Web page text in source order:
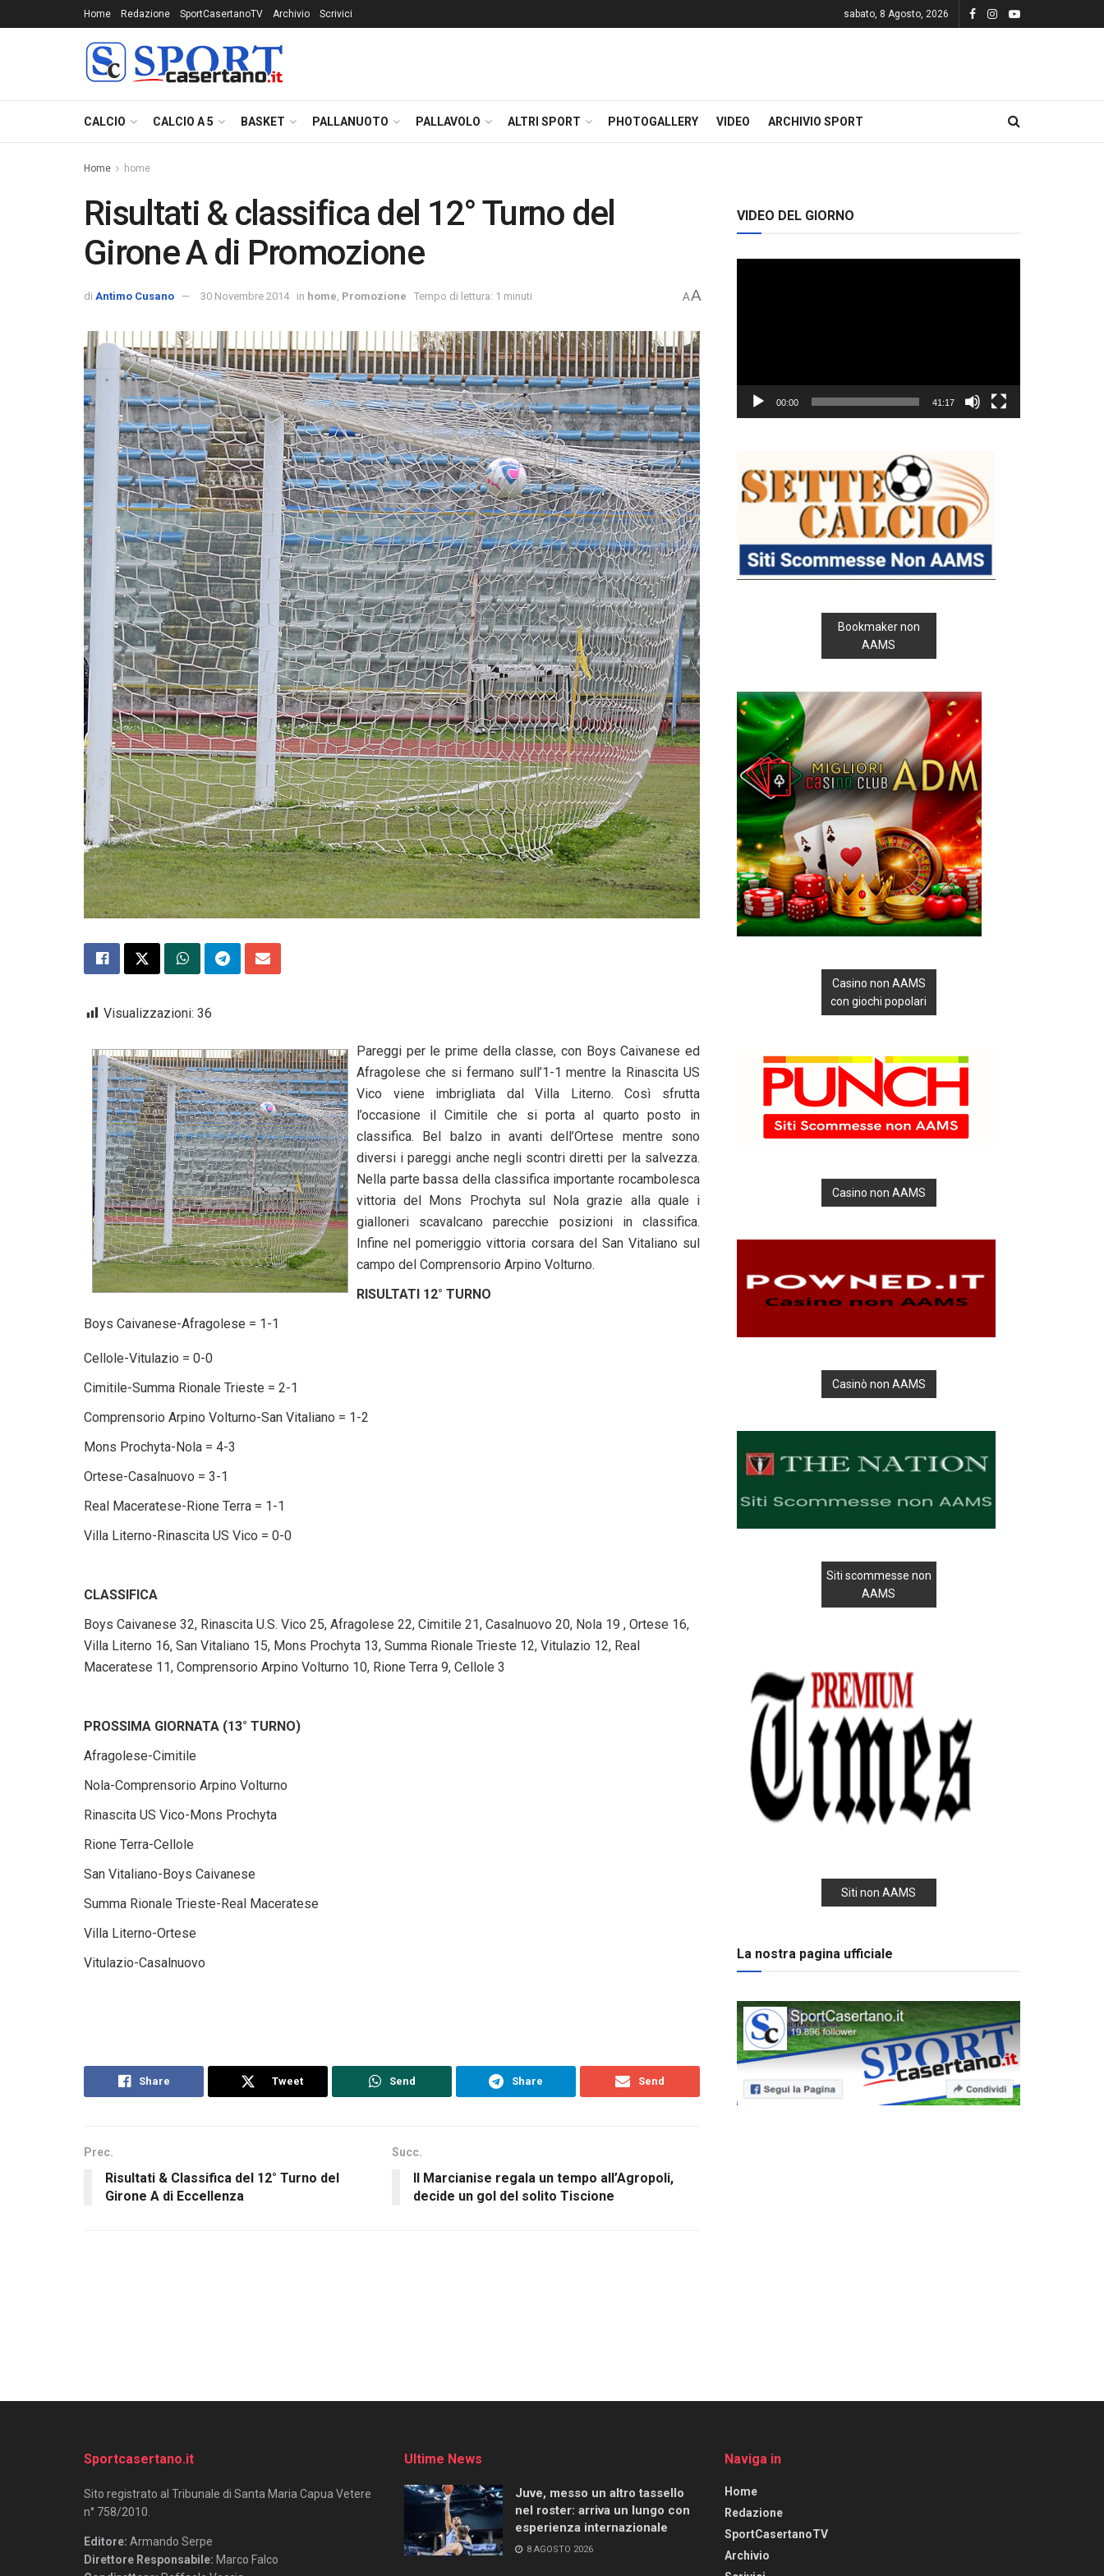
Home Redazione SportCasertanoTV Archivio Scrivici sabato, 8 Agosto, 2026
CALCIO CALCIO A 5 BASKET PALLANUOTO PALLAVOLO ALTRI SPORT PHOTOGALLERY VIDEO ARCHIVIO SPORT
Home home
Risultati & classifica del 12° Turno del
Girone A di Promozione
di Antimo Cusano 30 Novembre 2014 in home Promozione Tempo di lettura: 1 minuti AA
Visualizzazioni: 36
Pareggi per le prime della classe, con Boys Caivanese ed
Afragolese che si fermano sull’1-1 mentre la Rinascita US
Vico viene imbrigliata dal Villa Literno. Così sfrutta
l’occasione il Cimitile che si porta al quarto posto in
classifica. Bel balzo in avanti dell’Ortese mentre sono
diversi i pareggi anche negli scontri diretti per la salvezza.
Nella parte bassa della classifica importante rocambolesca
vittoria del Mons Prochyta sul Nola grazie alla quale i
gialloneri scavalcano parecchie posizioni in classifica.
Infine nel pomeriggio vittoria corsara del San Vitaliano sul
campo del Comprensorio Arpino Volturno.
RISULTATI 12° TURNO
Boys Caivanese-Afragolese = 1-1
Cellole-Vitulazio = 0-0
Cimitile-Summa Rionale Trieste = 2-1
Comprensorio Arpino Volturno-San Vitaliano = 1-2
Mons Prochyta-Nola = 4-3
Ortese-Casalnuovo = 3-1
Real Maceratese-Rione Terra = 1-1
Villa Literno-Rinascita US Vico = 0-0
CLASSIFICA
Boys Caivanese 32, Rinascita U.S. Vico 25, Afragolese 22, Cimitile 21, Casalnuovo 20, Nola 19 , Ortese 16,
Villa Literno 16, San Vitaliano 15, Mons Prochyta 13, Summa Rionale Trieste 12, Vitulazio 12, Real
Maceratese 11, Comprensorio Arpino Volturno 10, Rione Terra 9, Cellole 3
PROSSIMA GIORNATA (13° TURNO)
Afragolese-Cimitile
Nola-Comprensorio Arpino Volturno
Rinascita US Vico-Mons Prochyta
Rione Terra-Cellole
San Vitaliano-Boys Caivanese
Summa Rionale Trieste-Real Maceratese
Villa Literno-Ortese
Vitulazio-Casalnuovo
Share Tweet Send Share Send
Prec.
Risultati & Classifica del 12° Turno del
Girone A di Eccellenza
Succ.
Il Marcianise regala un tempo all’Agropoli,
decide un gol del solito Tiscione
VIDEO DEL GIORNO
00:00 41:17
Bookmaker non
AAMS
Casino non AAMS
con giochi popolari
Casino non AAMS
Casinò non AAMS
Siti scommesse non
AAMS
Siti non AAMS
La nostra pagina ufficiale
Sportcasertano.it
Sito registrato al Tribunale di Santa Maria Capua Vetere
n° 758/2010.
Editore: Armando Serpe
Direttore Responsabile: Marco Falco
Ultime News
Juve, messo un altro tassello
nel roster: arriva un lungo con
esperienza internazionale
8 AGOSTO 2026
Naviga in
Home
Redazione
SportCasertanoTV
Archivio